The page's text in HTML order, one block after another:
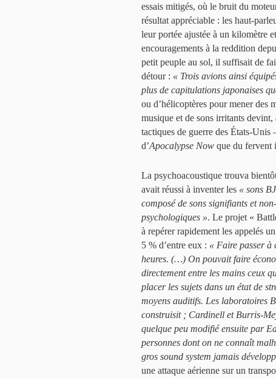
essais mitigés, où le bruit du
résultat appréciable : les haut-
leur portée ajustée à un kilomètre
encouragements à la reddition
petit peuple au sol, il suffisait de
détour : « Trois avions ainsi
plus de capitulations japonaises
ou d’hélicoptères pour mener des
musique et de sons irritants
tactiques de guerre des États-Unis
d’Apocalypse Now que du fervent
La psychoacoustique trouva
avait réussi à inventer les « sons
composé de sons signifiants et
psychologiques ». Le projet «
à repérer rapidement les appelés
5 % d’entre eux : « Faire passer à
heures. (…) On pouvait faire
directement entre les mains ceux
placer les sujets dans un état de
moyens auditifs. Les laboratoires
construisit ; Cardinell et Burris-
quelque peu modifié ensuite par
personnes dont on ne connaît
gros sound system jamais
une attaque aérienne sur un